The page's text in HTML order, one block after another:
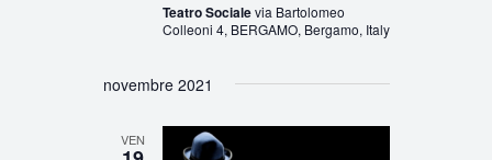
Teatro Socialevia Bartolomeo
Colleoni 4, BERGAMO, Bergamo, Italy
novembre 2021
VEN